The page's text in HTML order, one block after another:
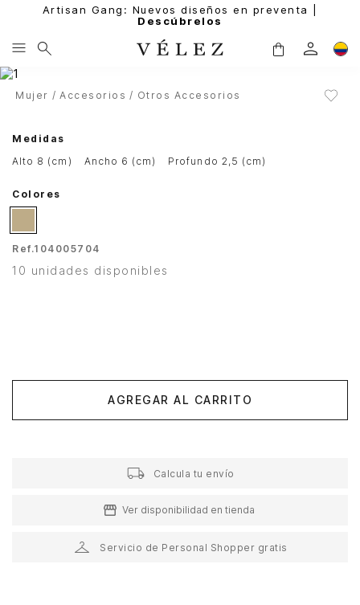
Artisan Gang: Nuevos diseños en preventa |
Descúbrelos
Mujer Accesorios Otros Accesorios
Medidas
alto 8 (cm)
ancho 6 (cm) profundo 2,5 (cm)
Colores
Ref.104005704
10 unidades disponibles
AGREGAR AL CARRITO
Calcula tu envío
Ver disponibilidad en tienda
Servicio de Personal Shopper gratis